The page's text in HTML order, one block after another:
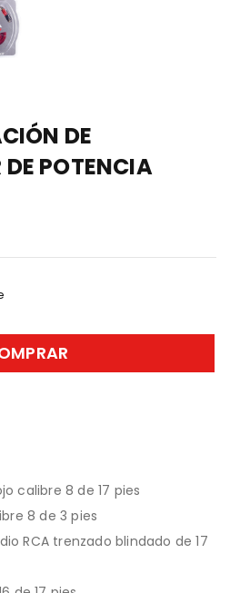
DE
POTENCIA
calibre 8 de 17 pies
8 de 3 pies
RCA trenzado blindado de 17